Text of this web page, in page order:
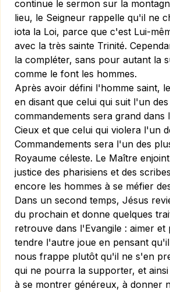
continue le sermon sur la
lieu, le Seigneur rappelle qu'il ne
iota la Loi, parce que c'est Lui-
avec la très sainte Trinité.
la compléter, sans pour autant la
comme le font les hommes.
Après avoir défini l'homme saint,
en disant que celui qui suit l'un
commandements sera grand dans
Cieux et que celui qui violera l'un
Commandements sera l'un des
Royaume céleste. Le Maître
justice des pharisiens et des
encore les hommes à se méfier
Dans un second temps, Jésus
du prochain et donne quelques
retrouve dans l'Evangile : aimer et
tendre l'autre joue en pensant
nous frappe plutôt qu'il ne s'en
qui ne pourra la supporter, et
à se montrer généreux, à donner